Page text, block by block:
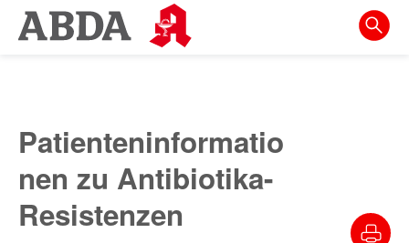
Springe
direkt
zur
Meta-
Navigation
Patienteninformatio
nen zu Antibiotika-
Resistenzen